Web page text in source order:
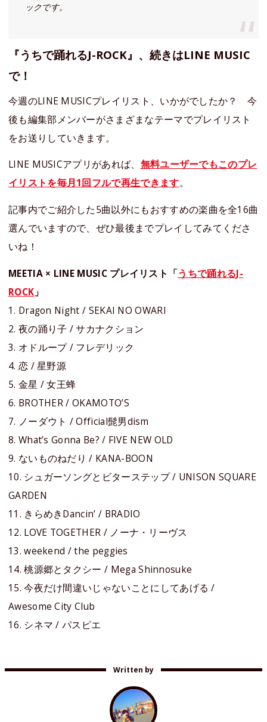
ックです。
『うちで踊れるJ-ROCK』、続きはLINE MUSIC
で！
今週のLINE MUSICプレイリスト、いかがでしたか？ 今
後も編集部メンバーがさまざまなテーマでプレイリスト
をお送りしていきます。
LINE MUSICアプリがあれば、 無料ユーザーでもこのプレ
イリストを毎月1回フルで再生できます。
記事内でご紹介した5曲以外にもおすすめの楽曲を全16曲
選んでいますので、ぜひ最後までプレイしてみてくださ
いね！
MEETIA × LINE MUSIC プレイリスト「うちで踊れるJ-
ROCK 」
1. Dragon Night / SEKAI NO OWARI
2. 夜の踊り子 / サカナクション
3. オドループ / フレデリック
4. 恋 / 星野源
5. 金星 / 女王蜂
6. BROTHER / OKAMOTO’S
7. ノーダウト / Official髭男dism
8. What’s Gonna Be? / FIVE NEW OLD
9. ないものねだり / KANA-BOON
10. シュガーソングとビターステップ / UNISON SQUARE
GARDEN
11. きらめきDancin’ / BRADIO
12. LOVE TOGETHER / ノーナ・リーヴス
13. weekend / the peggies
14. 桃源郷とタクシー / Mega Shinnosuke
15. 今夜だけ間違いじゃないことにしてあげる /
Awesome City Club
16. シネマ / パスピエ
Written by